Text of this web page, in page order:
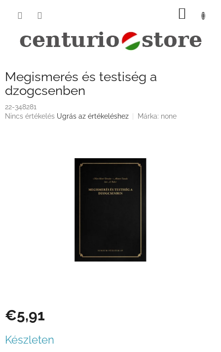
KOSÁR
Megismerés és testiség a
dzogcsenben
22-348281
A
Nincs értékelés Ugrás az értékeléshez Márka: none
€5,91
Készleten